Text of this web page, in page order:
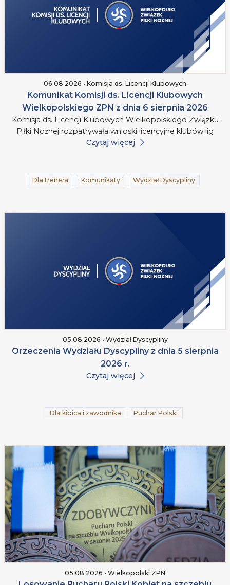
06.08.2026 • Komisja ds. Licencji Klubowych
Komunikat Komisji ds. Licencji Klubowych
Wielkopolskiego ZPN z dnia 6 sierpnia 2026
Komisja ds. Licencji Klubowych Wielkopolskiego Związku
Piłki Nożnej rozpatrywała wnioski licencyjne klubów lig
Czytaj więcej
Dla trenera Komunikaty Wydział Dyscypliny
05.08.2026 • Wydział Dyscypliny
Orzeczenia Wydziału Dyscypliny z dnia 5 sierpnia
2026 r.
Czytaj więcej
Dla kibica i zawodnika Puchar Polski
05.08.2026 • Wielkopolski ZPN